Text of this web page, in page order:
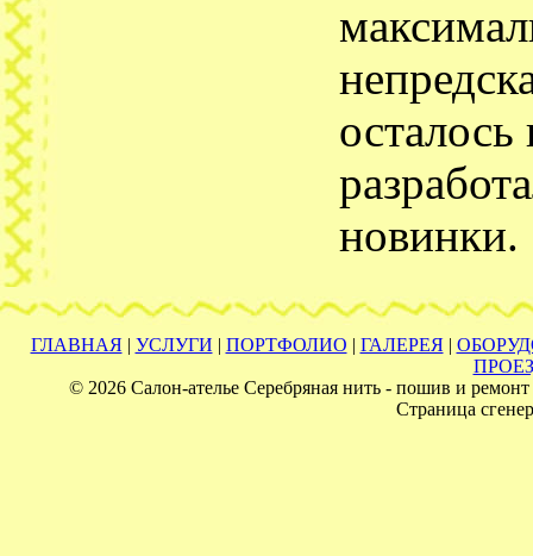
новинки.
ГЛАВНАЯ| УСЛУГИ | ПОРТФОЛИО | ГАЛЕРЕЯ|
© 2026 Салон-ателье Серебряная нить - пошив и
Страница